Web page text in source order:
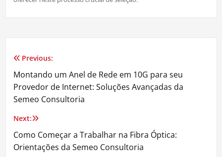
Navegação
de
Post
Previous:
Montando um Anel de Rede em 10G para seu
Provedor de Internet: Soluções Avançadas da
Semeo Consultoria
Next:
Como Começar a Trabalhar na Fibra Óptica:
Orientações da Semeo Consultoria